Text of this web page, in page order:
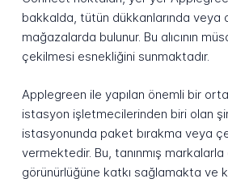
bakkalda, tütün dükkanlarında veya
mağazalarda bulunur. Bu alıcının
çekilmesi esnekliğini sunmaktadır.
Applegreen ile yapılan önemli bir
istasyon işletmecilerinden biri olan
istasyonunda paket bırakma veya
vermektedir. Bu, tanınmış
görünürlüğüne katkı sağlamakta ve